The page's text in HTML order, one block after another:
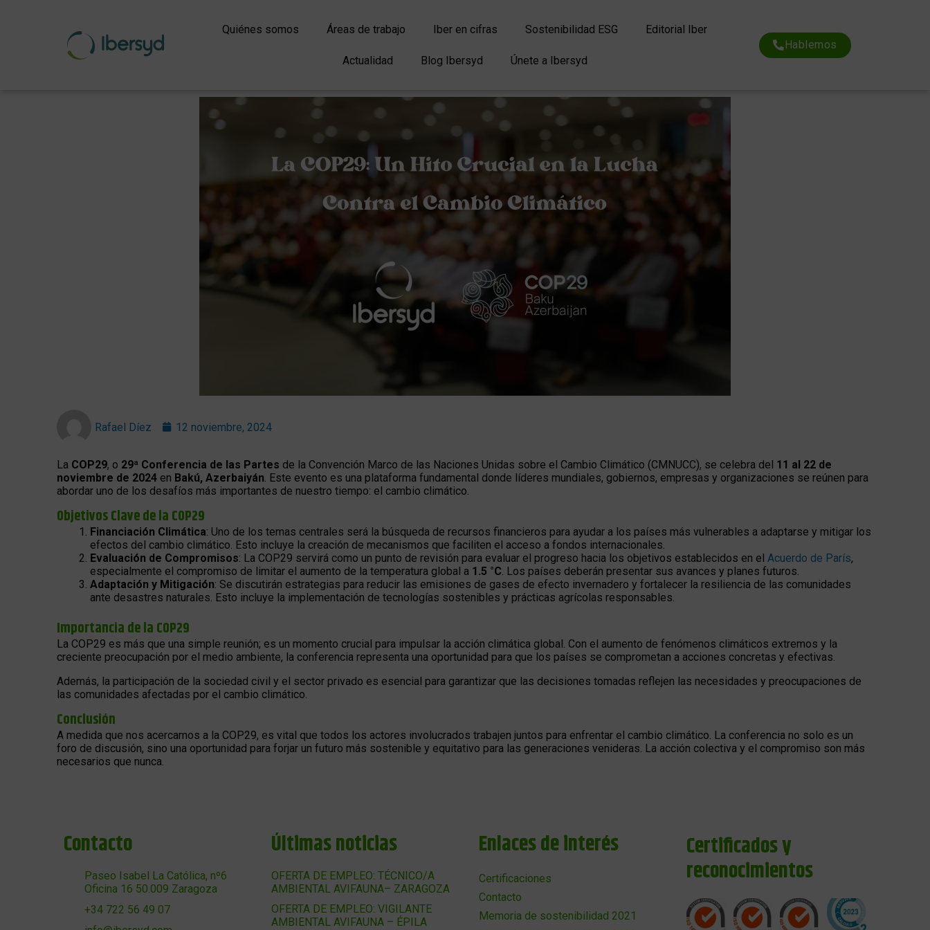
Quiénes somos Áreas de trabajo Iber en cifras Sostenibilidad ESG Editorial Iber
Actualidad Blog Ibersyd Únete a Ibersyd
Hablemos
Rafael Díez 12 noviembre, 2024
La COP29, o 29ª Conferencia de las Partes de la Convención Marco de las Naciones Unidas sobre el Cambio Climático (CMNUCC), se celebra del 11 al 22 de
noviembre de 2024 en Bakú, Azerbaiyán. Este evento es una plataforma fundamental donde líderes mundiales, gobiernos, empresas y organizaciones se reúnen para
abordar uno de los desafíos más importantes de nuestro tiempo: el cambio climático.
Objetivos Clave de la COP29
Financiación Climática: Uno de los temas centrales será la búsqueda de recursos financieros para ayudar a los países más vulnerables a adaptarse y mitigar los
efectos del cambio climático. Esto incluye la creación de mecanismos que faciliten el acceso a fondos internacionales.
Evaluación de Compromisos: La COP29 servirá como un punto de revisión para evaluar el progreso hacia los objetivos establecidos en el Acuerdo de París,
especialmente el compromiso de limitar el aumento de la temperatura global a 1.5 °C. Los países deberán presentar sus avances y planes futuros.
Adaptación y Mitigación: Se discutirán estrategias para reducir las emisiones de gases de efecto invernadero y fortalecer la resiliencia de las comunidades
ante desastres naturales. Esto incluye la implementación de tecnologías sostenibles y prácticas agrícolas responsables.
Importancia de la COP29
La COP29 es más que una simple reunión; es un momento crucial para impulsar la acción climática global. Con el aumento de fenómenos climáticos extremos y la
creciente preocupación por el medio ambiente, la conferencia representa una oportunidad para que los países se comprometan a acciones concretas y efectivas.
Además, la participación de la sociedad civil y el sector privado es esencial para garantizar que las decisiones tomadas reflejen las necesidades y preocupaciones de
las comunidades afectadas por el cambio climático.
Conclusión
A medida que nos acercamos a la COP29, es vital que todos los actores involucrados trabajen juntos para enfrentar el cambio climático. La conferencia no solo es un
foro de discusión, sino una oportunidad para forjar un futuro más sostenible y equitativo para las generaciones venideras. La acción colectiva y el compromiso son más
necesarios que nunca.
Contacto
Paseo Isabel La Católica, nº6
Oficina 16 50.009 Zaragoza
+34 722 56 49 07
Últimas noticias
OFERTA DE EMPLEO: TÉCNICO/A
AMBIENTAL AVIFAUNA– ZARAGOZA
OFERTA DE EMPLEO: VIGILANTE
AMBIENTAL AVIFAUNA – ÉPILA
Enlaces de interés
Certificaciones
Contacto
Memoria de sostenibilidad 2021
Certificados y
reconocimientos